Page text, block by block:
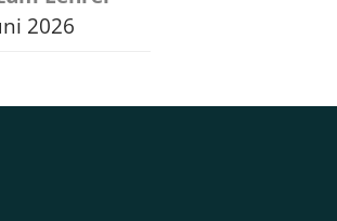
2026